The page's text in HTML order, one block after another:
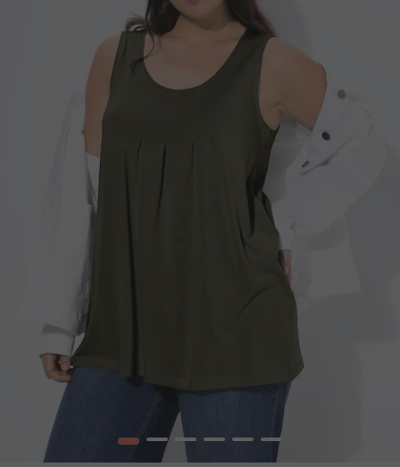
1 2 3 4 5 6